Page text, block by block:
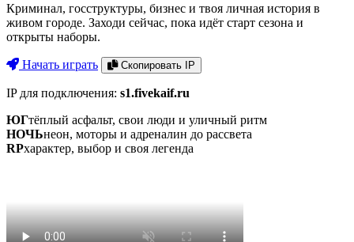
Криминал, госструктуры, бизнес и твоя личная история в
живом городе. Заходи сейчас, пока идёт старт сезона и
открыты наборы.
Начать играть Скопировать IP
IP для подключения: s1.fivekaif.ru
ЮГтёплый асфальт, свои люди и уличный ритм
НОЧЬнеон, моторы и адреналин до рассвета
RPхарактер, выбор и своя легенда